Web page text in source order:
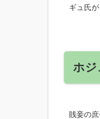
ギュ氏
ホジ
賎妾の